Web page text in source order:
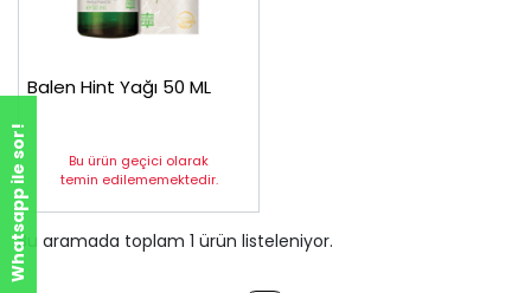
Balen Hint Yağı 50 ML
Bu ürün geçici olarak
temin edilememektedir.
Bu aramada toplam 1 ürün listeleniyor.
Whatsapp ile sor!